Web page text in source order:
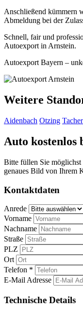
Anschließend kümmern
Abmeldung bei der
Schnell, fair und
Autoexport in Arnstein.
Autoexport Bayern –
Weitere
Aidenbach Otzing
Auto kostenlos
Bitte füllen Sie möglichst
genaues Bild von Ihrem
Kontaktdaten
Anrede
Vorname
Nachname
Straße
PLZ
Ort
Telefon *
E-Mail Adresse
Technische Details